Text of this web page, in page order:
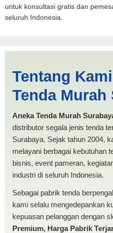
untuk konsultasi gratis dan
seluruh Indonesia.
Sawahlunto |
ANEKA
Tentang
Tenda Murah
Aneka Tenda Murah
distributor segala jenis tenda
Surabaya. Sejak tahun 2004,
melayani berbagai kebutuhan
bisnis, event pameran,
industri di seluruh Indonesia.
Sebagai pabrik tenda
kami selalu mengedepankan
kepuasan pelanggan dengan
Premium, Harga Pabrik